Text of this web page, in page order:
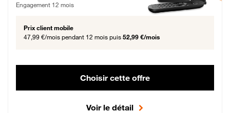
Engagement 12 mois
Prix client mobile
47,99 €/mois pendant 12 mois puis 52,99 €/mois
Choisir cette offre
Voir le détail